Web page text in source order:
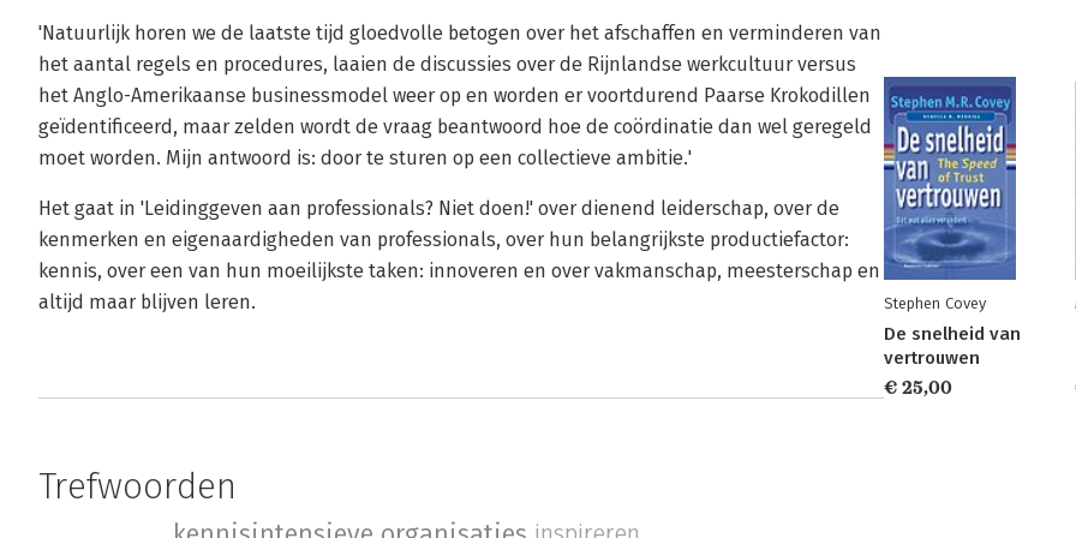
'Natuurlijk horen we de laatste tijd gloedvolle betogen over het afschaffen en verminderen van
het aantal regels en procedures, laaien de discussies over de Rijnlandse werkcultuur versus
het Anglo-Amerikaanse businessmodel weer op en worden er voortdurend Paarse Krokodillen
geïdentificeerd, maar zelden wordt de vraag beantwoord hoe de coördinatie dan wel geregeld
moet worden. Mijn antwoord is: door te sturen op een collectieve ambitie.'
Het gaat in 'Leidinggeven aan professionals? Niet doen!' over dienend leiderschap, over de
kenmerken en eigenaardigheden van professionals, over hun belangrijkste productiefactor:
kennis, over een van hun moeilijkste taken: innoveren en over vakmanschap, meesterschap en
altijd maar blijven leren.
Trefwoorden
Stephen Covey
De snelheid van
vertrouwen
€ 25,00